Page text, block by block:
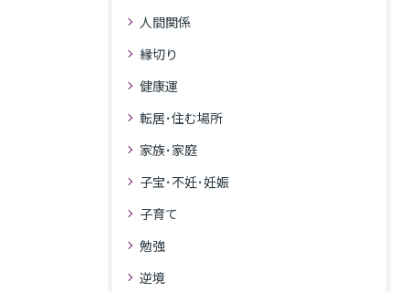
人間関係
縁切り
健康運
転居･住む場所
家族･家庭
子宝･不妊･妊娠
子育て
勉強
逆境